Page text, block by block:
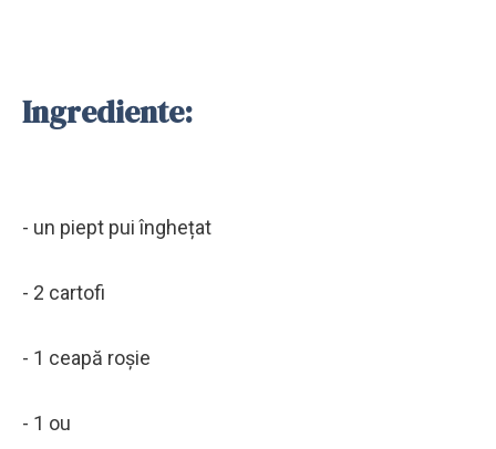
Ingrediente:
- un piept pui înghețat
- 2 cartofi
- 1 ceapă roșie
- 1 ou